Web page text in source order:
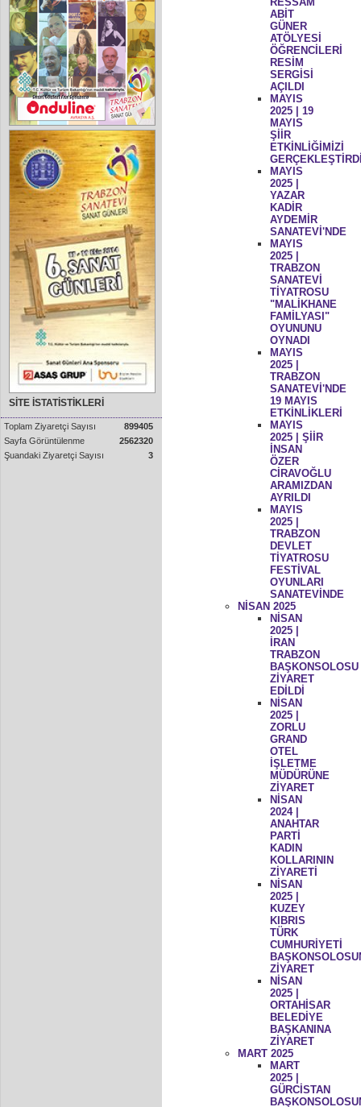
SİTE İSTATİSTİKLERİ
Toplam Ziyaretçi Sayısı
899405
Sayfa Görüntülenme
2562320
Şuandaki Ziyaretçi Sayısı
3
ABİT
GÜNER
ATÖLYESİ
ÖĞRENCİLERİ
RESİM
SERGİSİ
AÇILDI
MAYIS
2025 | 19
MAYIS
ŞİİR
ETKİNLİĞİMİZİ
MAYIS
2025 |
YAZAR
KADİR
AYDEMİR
SANATEVİ'NDE
MAYIS
2025 |
TRABZON
SANATEVİ
TİYATROSU
"MALİKHANE
FAMİLYASI"
OYUNUNU
OYNADI
MAYIS
2025 |
TRABZON
SANATEVİ'NDE
19 MAYIS
ETKİNLİKLERİ
MAYIS
2025 | ŞİİR
İNSAN
ÖZER
CİRAVOĞLU
ARAMIZDAN
AYRILDI
MAYIS
2025 |
TRABZON
DEVLET
TİYATROSU
FESTİVAL
OYUNLARI
SANATEVİNDE
NİSAN 2025
NİSAN
2025 |
İRAN
TRABZON
BAŞKONSOLOSU
ZİYARET
EDİLDİ
NİSAN
2025 |
ZORLU
GRAND
OTEL
İŞLETME
MÜDÜRÜNE
ZİYARET
NİSAN
2024 |
ANAHTAR
PARTİ
KADIN
KOLLARININ
ZİYARETİ
NİSAN
2025 |
KUZEY
KIBRIS
TÜRK
CUMHURİYETİ
ZİYARET
NİSAN
2025 |
ORTAHİSAR
BELEDİYE
BAŞKANINA
ZİYARET
MART 2025
MART
2025 |
GÜRCİSTAN